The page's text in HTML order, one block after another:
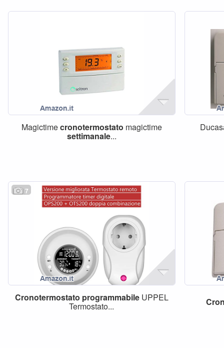
Magictimecronotermostato magictime
settimanale...
7
Cronotermostato programmabileUPPEL
Termostato...